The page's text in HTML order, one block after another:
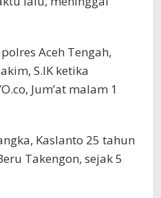
Aceh Tengah,
S.IK ketika
Jum’at malam 1
Kaslanto 25 tahun
Takengon, sejak 5